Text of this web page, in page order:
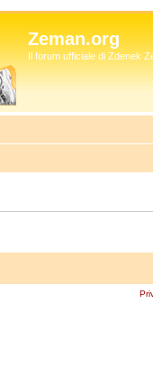
Zeman.org
Il forum ufficiale di Zdenek